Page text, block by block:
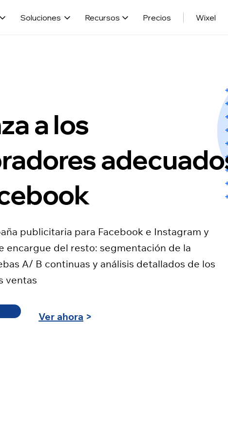
Soluciones Recursos Precios Wixel
a los
publicitaria para Facebook e Instagram y
encargue del resto: segmentación de la
A/ B continuas y análisis detallados de los
ventas
Ver ahora>